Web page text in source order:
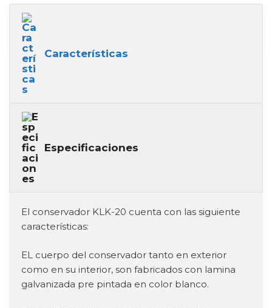
Características
Especificaciones
El conservador KLK-20 cuenta con las siguiente
características:
EL cuerpo del conservador tanto en exterior
como en su interior, son fabricados con lamina
galvanizada pre pintada en color blanco.